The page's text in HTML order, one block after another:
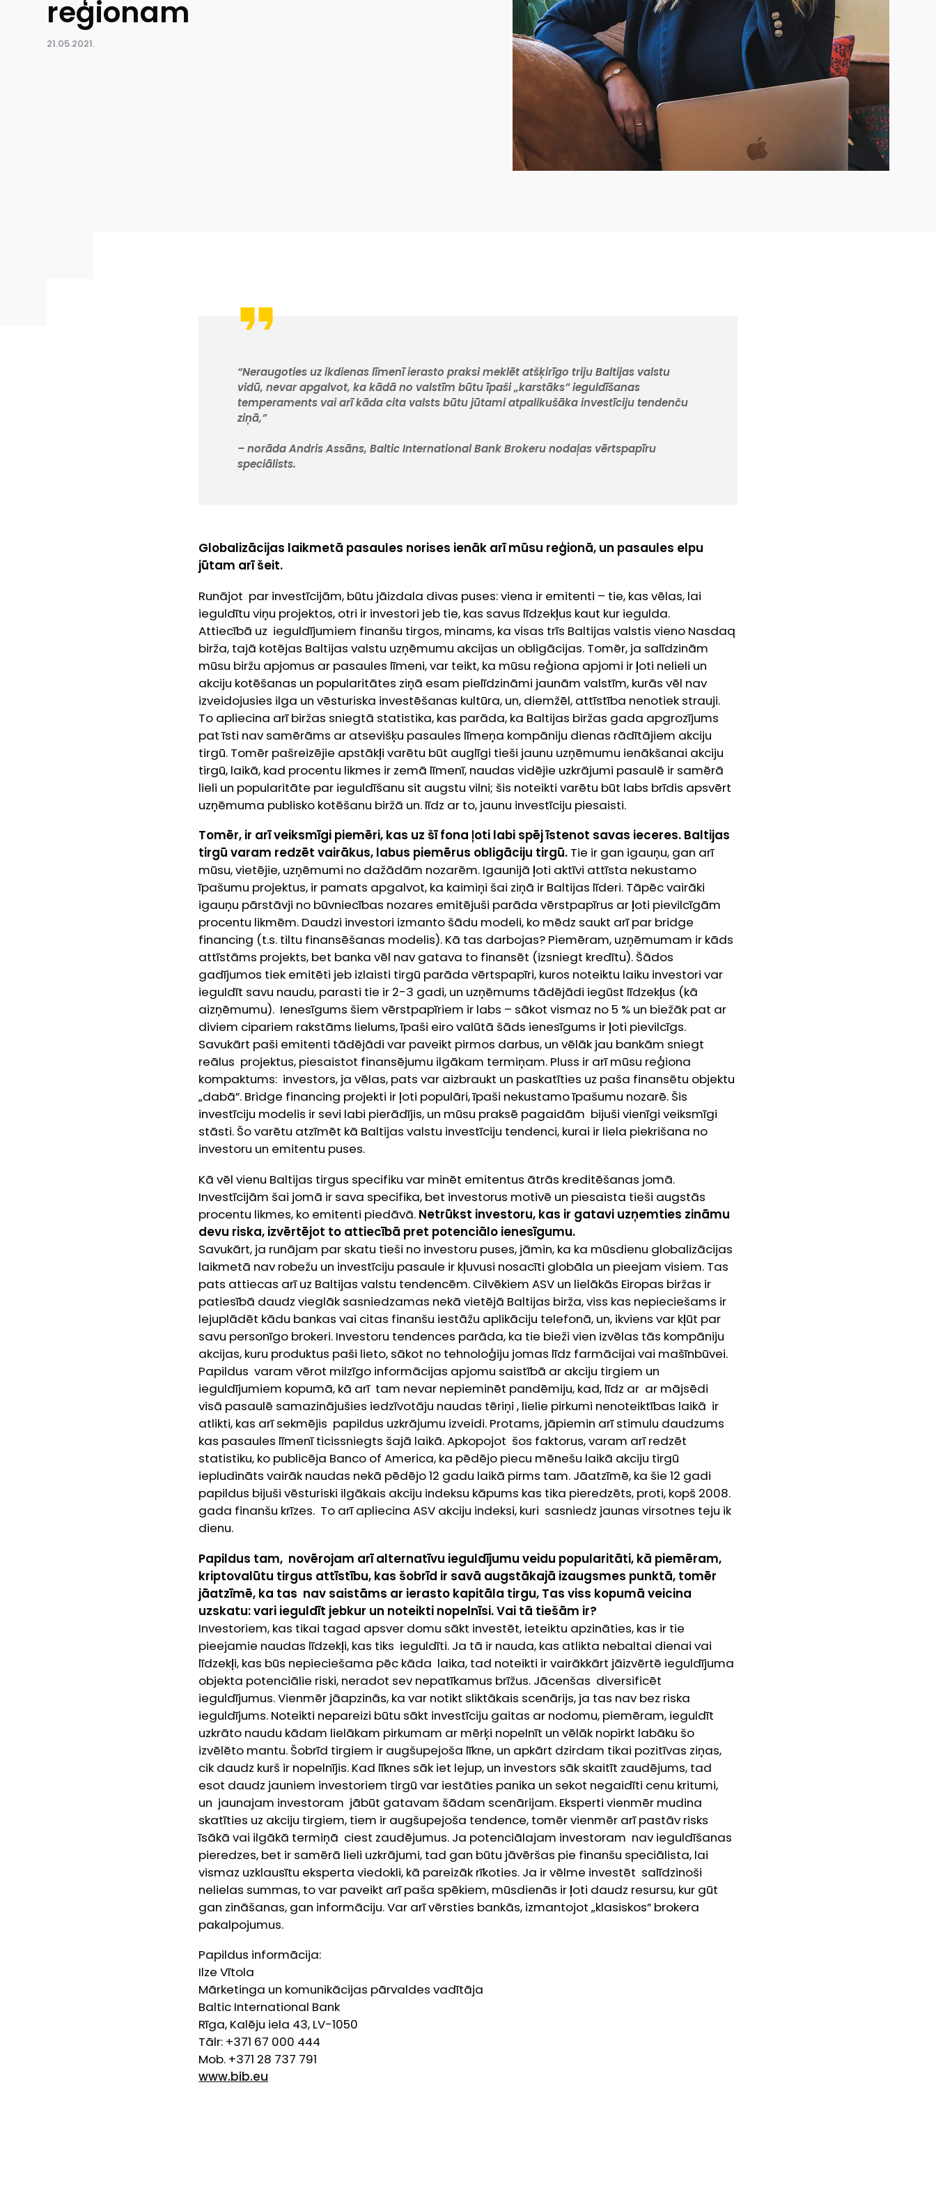
reģionam
21.05.2021.
“Neraugoties uz ikdienas līmenī ierasto praksi meklēt atšķirīgo triju Baltijas valstu
vidū, nevar apgalvot, ka kādā no valstīm būtu īpaši „karstāks” ieguldīšanas
temperaments vai arī kāda cita valsts būtu jūtami atpalikušāka investīciju tendenču
ziņā,”
– norāda Andris Assāns,Baltic International BankBrokeru nodaļas vērtspapīru
speciālists.
Globalizācijas laikmetā pasaules norises ienāk arī mūsu reģionā, un pasaules elpu
jūtam arī šeit.
Runājot par investīcijām, būtu jāizdala divas puses: viena ir emitenti – tie, kas vēlas, lai
ieguldītu viņu projektos, otri ir investori jeb tie, kas savus līdzekļus kaut kur iegulda.
Attiecībā uz ieguldījumiem finanšu tirgos, minams, ka visas trīs Baltijas valstis vieno Nasdaq
birža, tajā kotējas Baltijas valstu uzņēmumu akcijas un obligācijas. Tomēr, ja salīdzinām
mūsu biržu apjomus ar pasaules līmeni, var teikt, ka mūsu reģiona apjomi ir ļoti nelieli un
akciju kotēšanas un popularitātes ziņā esam pielīdzināmi jaunām valstīm, kurās vēl nav
izveidojusies ilga un vēsturiska investēšanas kultūra, un, diemžēl, attīstība nenotiek strauji.
To apliecina arī biržas sniegtā statistika, kas parāda, ka Baltijas biržas gada apgrozījums
pat īsti nav samērāms ar atsevišķu pasaules līmeņa kompāniju dienas rādītājiem akciju
tirgū. Tomēr pašreizējie apstākļi varētu būt auglīgi tieši jaunu uzņēmumu ienākšanai akciju
tirgū, laikā, kad procentu likmes ir zemā līmenī, naudas vidējie uzkrājumi pasaulē ir samērā
lieli un popularitāte par ieguldīšanu sit augstu vilni; šis noteikti varētu būt labs brīdis apsvērt
uzņēmuma publisko kotēšanu biržā un. līdz ar to, jaunu investīciju piesaisti.
Tomēr, ir arī veiksmīgi piemēri, kas uz šī fona ļoti labi spēj īstenot savas ieceres. Baltijas
tirgū varam redzēt vairākus, labus piemērus obligāciju tirgū. Tie ir gan igauņu, gan arī
mūsu, vietējie, uzņēmumi no dažādām nozarēm. Igaunijā ļoti aktīvi attīsta nekustamo
īpašumu projektus, ir pamats apgalvot, ka kaimiņi šai ziņā ir Baltijas līderi. Tāpēc vairāki
igauņu pārstāvji no būvniecības nozares emitējuši parāda vērstpapīrus ar ļoti pievilcīgām
procentu likmēm. Daudzi investori izmanto šādu modeli, ko mēdz saukt arī par bridge
financing (t.s. tiltu finansēšanas modelis). Kā tas darbojas? Piemēram, uzņēmumam ir kāds
attīstāms projekts, bet banka vēl nav gatava to finansēt (izsniegt kredītu). Šādos
gadījumos tiek emitēti jeb izlaisti tirgū parāda vērtspapīri, kuros noteiktu laiku investori var
ieguldīt savu naudu, parasti tie ir 2-3 gadi, un uzņēmums tādējādi iegūst līdzekļus (kā
aizņēmumu). Ienesīgums šiem vērstpapīriem ir labs – sākot vismaz no 5 % un biežāk pat ar
diviem cipariem rakstāms lielums, īpaši eiro valūtā šāds ienesīgums ir ļoti pievilcīgs.
Savukārt paši emitenti tādējādi var paveikt pirmos darbus, un vēlāk jau bankām sniegt
reālus projektus, piesaistot finansējumu ilgākam termiņam. Pluss ir arī mūsu reģiona
kompaktums: investors, ja vēlas, pats var aizbraukt un paskatīties uz paša finansētu objektu
„dabā”. Bridge financing projekti ir ļoti populāri, īpaši nekustamo īpašumu nozarē. Šis
investīciju modelis ir sevi labi pierādījis, un mūsu praksē pagaidām bijuši vienīgi veiksmīgi
stāsti. Šo varētu atzīmēt kā Baltijas valstu investīciju tendenci, kurai ir liela piekrišana no
investoru un emitentu puses.
Kā vēl vienu Baltijas tirgus specifiku var minēt emitentus ātrās kreditēšanas jomā.
Investīcijām šai jomā ir sava specifika, bet investorus motivē un piesaista tieši augstās
procentu likmes, ko emitenti piedāvā. Netrūkst investoru, kas ir gatavi uzņemties zināmu
devu riska, izvērtējot to attiecībā pret potenciālo ienesīgumu.
Savukārt, ja runājam par skatu tieši no investoru puses, jāmin, ka ka mūsdienu globalizācijas
laikmetā nav robežu un investīciju pasaule ir kļuvusi nosacīti globāla un pieejam visiem. Tas
pats attiecas arī uz Baltijas valstu tendencēm. Cilvēkiem ASV un lielākās Eiropas biržas ir
patiesībā daudz vieglāk sasniedzamas nekā vietējā Baltijas birža, viss kas nepieciešams ir
lejuplādēt kādu bankas vai citas finanšu iestāžu aplikāciju telefonā, un, ikviens var kļūt par
savu personīgo brokeri. Investoru tendences parāda, ka tie bieži vien izvēlas tās kompāniju
akcijas, kuru produktus paši lieto, sākot no tehnoloģiju jomas līdz farmācijai vai mašīnbūvei.
Papildus varam vērot milzīgo informācijas apjomu saistībā ar akciju tirgiem un
ieguldījumiem kopumā, kā arī tam nevar nepieminēt pandēmiju, kad, līdz ar ar mājsēdi
visā pasaulē samazinājušies iedzīvotāju naudas tēriņi , lielie pirkumi nenoteiktības laikā ir
atlikti, kas arī sekmējis papildus uzkrājumu izveidi. Protams, jāpiemin arī stimulu daudzums
kas pasaules līmenī ticissniegts šajā laikā. Apkopojot šos faktorus, varam arī redzēt
statistiku, ko publicēja Banco of America, ka pēdējo piecu mēnešu laikā akciju tirgū
iepludināts vairāk naudas nekā pēdējo 12 gadu laikā pirms tam. Jāatzīmē, ka šie 12 gadi
papildus bijuši vēsturiski ilgākais akciju indeksu kāpums kas tika pieredzēts, proti, kopš 2008.
gada finanšu krīzes. To arī apliecina ASV akciju indeksi, kuri sasniedz jaunas virsotnes teju ik
dienu.
Papildus tam, novērojam arī alternatīvu ieguldījumu veidu popularitāti, kā piemēram,
kriptovalūtu tirgus attīstību, kas šobrīd ir savā augstākajā izaugsmes punktā, tomēr
jāatzīmē, ka tas nav saistāms ar ierasto kapitāla tirgu, Tas viss kopumā veicina
uzskatu: vari ieguldīt jebkur un noteikti nopelnīsi. Vai tā tiešām ir?
Investoriem, kas tikai tagad apsver domu sākt investēt, ieteiktu apzināties, kas ir tie
pieejamie naudas līdzekļi, kas tiks ieguldīti. Ja tā ir nauda, kas atlikta nebaltai dienai vai
līdzekļi, kas būs nepieciešama pēc kāda laika, tad noteikti ir vairākkārt jāizvērtē ieguldījuma
objekta potenciālie riski, neradot sev nepatīkamus brīžus. Jācenšas diversificēt
ieguldījumus. Vienmēr jāapzinās, ka var notikt sliktākais scenārijs, ja tas nav bez riska
ieguldījums. Noteikti nepareizi būtu sākt investīciju gaitas ar nodomu, piemēram, ieguldīt
uzkrāto naudu kādam lielākam pirkumam ar mērķi nopelnīt un vēlāk nopirkt labāku šo
izvēlēto mantu. Šobrīd tirgiem ir augšupejoša līkne, un apkārt dzirdam tikai pozitīvas ziņas,
cik daudz kurš ir nopelnījis. Kad līknes sāk iet lejup, un investors sāk skaitīt zaudējums, tad
esot daudz jauniem investoriem tirgū var iestāties panika un sekot negaidīti cenu kritumi,
un jaunajam investoram jābūt gatavam šādam scenārijam. Eksperti vienmēr mudina
skatīties uz akciju tirgiem, tiem ir augšupejoša tendence, tomēr vienmēr arī pastāv risks
īsākā vai ilgākā termiņā ciest zaudējumus. Ja potenciālajam investoram nav ieguldīšanas
pieredzes, bet ir samērā lieli uzkrājumi, tad gan būtu jāvēršas pie finanšu speciālista, lai
vismaz uzklausītu eksperta viedokli, kā pareizāk rīkoties. Ja ir vēlme investēt salīdzinoši
nelielas summas, to var paveikt arī paša spēkiem, mūsdienās ir ļoti daudz resursu, kur gūt
gan zināšanas, gan informāciju. Var arī vērsties bankās, izmantojot „klasiskos” brokera
pakalpojumus.
Papildus informācija:
Ilze Vītola
Mārketinga un komunikācijas pārvaldes vadītāja
Baltic International Bank
Rīga, Kalēju iela 43, LV-1050
Tālr: +371 67 000 444
Mob. +371 28 737 791
www.bib.eu